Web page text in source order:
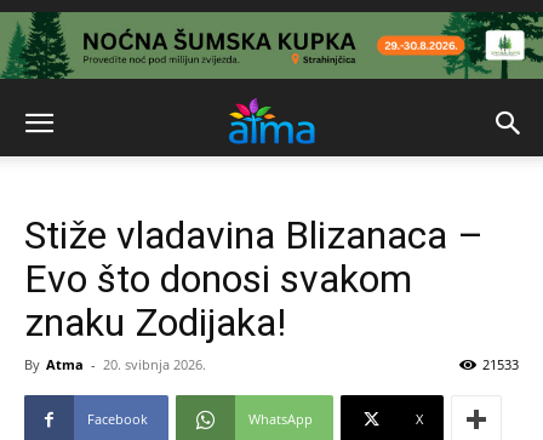
Stiže vladavina Blizanaca –
Evo što donosi svakom
znaku Zodijaka!
By Atma - 20. svibnja 2026. 21533
Facebook WhatsApp X